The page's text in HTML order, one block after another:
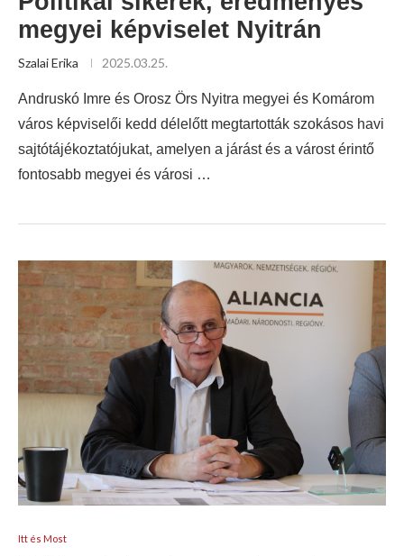
megyei képviselet Nyitrán
Szalai Erika 2025.03.25.
Andruskó Imre és Orosz Örs Nyitra megyei és Komárom
város képviselői kedd délelőtt megtartották szokásos havi
sajtótájékoztatójukat, amelyen a járást és a várost érintő
fontosabb megyei és városi …
Itt és Most